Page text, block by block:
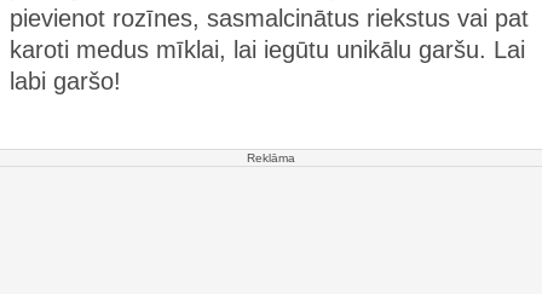
pievienot rozīnes, sasmalcinātus riekstus vai pat
karoti medus mīklai, lai iegūtu unikālu garšu. Lai
labi garšo!
Reklāma